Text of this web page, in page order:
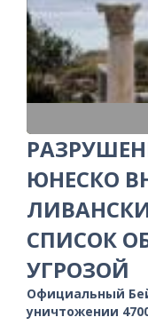
ЮНЕСКО
СПИСОК
УГРОЗОЙ
Официальный
уничтожении